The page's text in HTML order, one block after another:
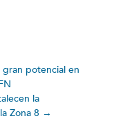
potencial en
la
Zona 8 →